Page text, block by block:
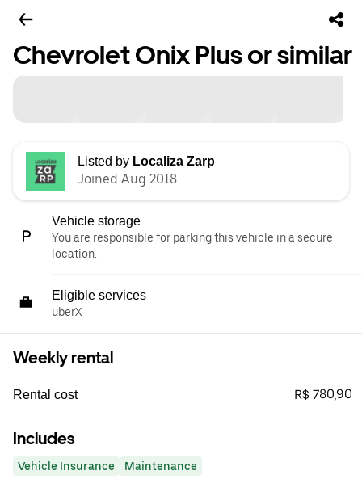
Chevrolet Onix Plus or similar
Listed by Localiza Zarp
Joined Aug 2018
Vehicle storage
You are responsible for parking this vehicle in a secure
location.
Eligible services
uberX
Weekly rental
Rental cost R$ 780,90
Includes
Vehicle Insurance Maintenance